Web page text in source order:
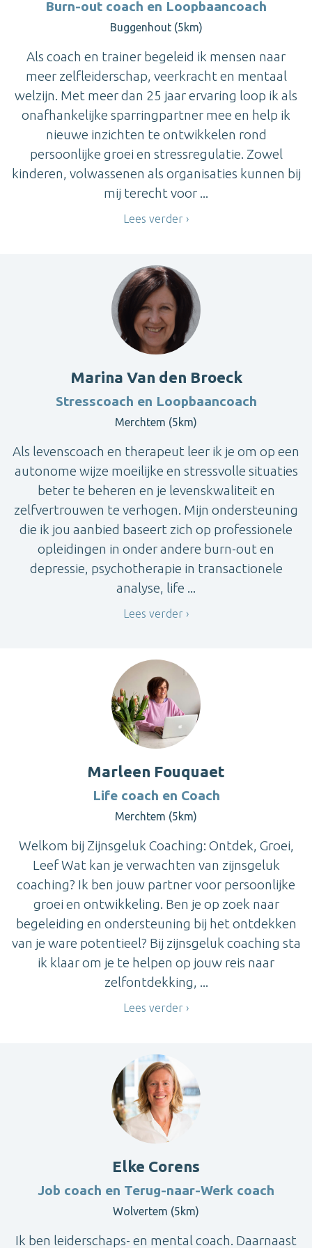
Burn-out coach en Loopbaancoach
Buggenhout (5km)
Als coach en trainer begeleid ik mensen naar
meer zelfleiderschap, veerkracht en mentaal
welzijn. Met meer dan 25 jaar ervaring loop ik als
onafhankelijke sparringpartner mee en help ik
nieuwe inzichten te ontwikkelen rond
persoonlijke groei en stressregulatie. Zowel
kinderen, volwassenen als organisaties kunnen bij
mij terecht voor ...
Lees verder
Marina Van den Broeck
Stresscoach en Loopbaancoach
Merchtem (5km)
Als levenscoach en therapeut leer ik je om op een
autonome wijze moeilijke en stressvolle situaties
beter te beheren en je levenskwaliteit en
zelfvertrouwen te verhogen. Mijn ondersteuning
die ik jou aanbied baseert zich op professionele
opleidingen in onder andere burn-out en
depressie, psychotherapie in transactionele
analyse, life ...
Lees verder
Marleen Fouquaet
Life coach en Coach
Merchtem (5km)
Welkom bij Zijnsgeluk Coaching: Ontdek, Groei,
Leef Wat kan je verwachten van zijnsgeluk
coaching? Ik ben jouw partner voor persoonlijke
groei en ontwikkeling. Ben je op zoek naar
begeleiding en ondersteuning bij het ontdekken
van je ware potentieel? Bij zijnsgeluk coaching sta
ik klaar om je te helpen op jouw reis naar
zelfontdekking, ...
Lees verder
Elke Corens
Job coach en Terug-naar-Werk coach
Wolvertem (5km)
Ik ben leiderschaps- en mental coach. Daarnaast